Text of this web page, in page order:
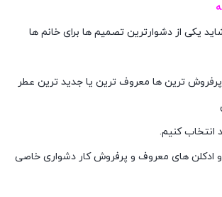
یکی از دشوارترین تصمیم ها برای خانم ها
پرفروش ترین ها معروف ترین یا جدید ترین عطر
انتخاب کنیم.
ادکلن های معروف و پرفروش کار دشواری خاصی